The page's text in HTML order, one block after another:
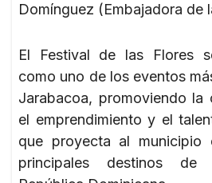
Domínguez (Embajadora de
El Festival de las Flores
como uno de los eventos
Jarabacoa, promoviendo la
el emprendimiento y el
que proyecta al
principales destinos